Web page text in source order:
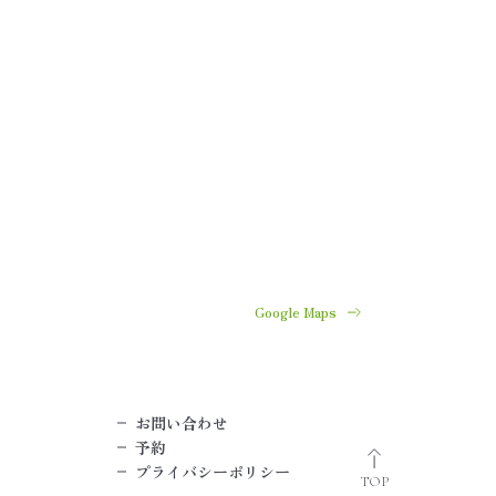
TOP
Google Maps
お問い合わせ
予約
プライバシーポリシー